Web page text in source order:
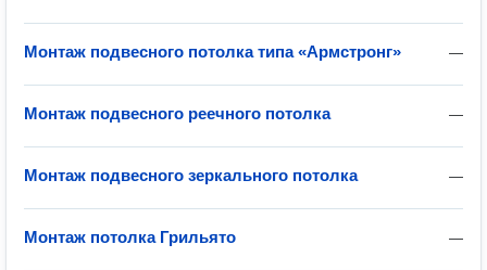
—
Монтаж подвесного потолка типа «Армстронг»
—
Монтаж подвесного реечного потолка
—
Монтаж подвесного зеркального потолка
—
Монтаж потолка Грильято